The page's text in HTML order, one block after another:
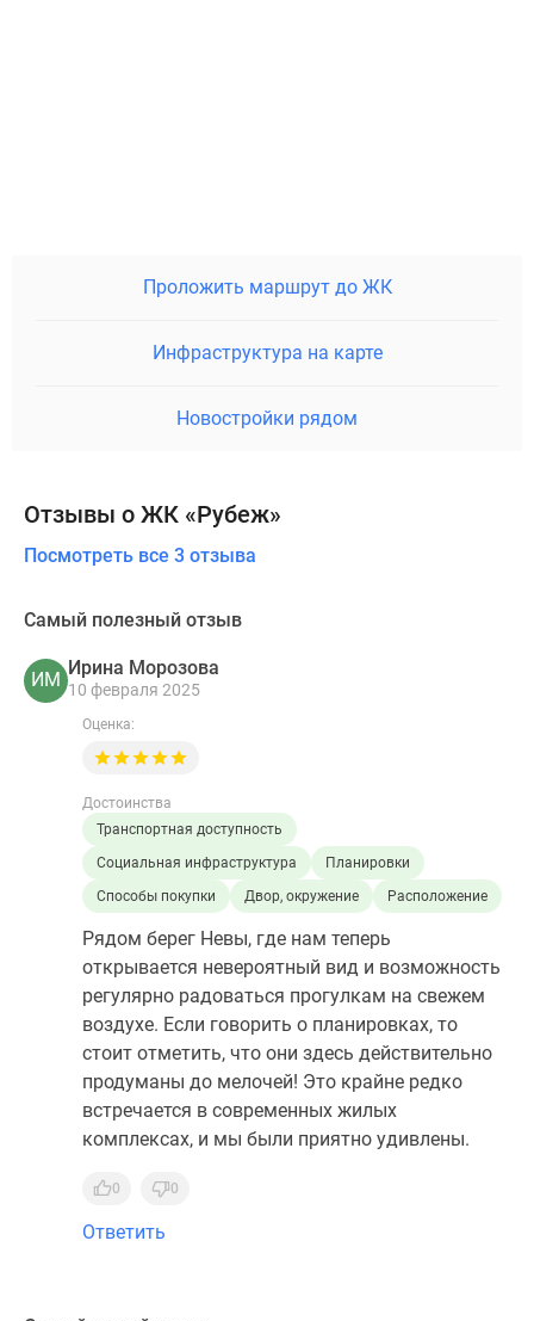
Проложить маршрут до ЖК
Инфраструктура на карте
Новостройки рядом
Отзывы о ЖК «Рубеж»
Посмотреть все 3 отзыва
Самый полезный отзыв
ИМ
Ирина Морозова
10 февраля 2025
Оценка:
Достоинства
Транспортная доступность
Социальная инфраструктура
Планировки
Способы покупки
Двор, окружение Расположение
Рядом берег Невы, где нам теперь
открывается невероятный вид и возможность
регулярно радоваться прогулкам на свежем
воздухе. Если говорить о планировках, то
стоит отметить, что они здесь действительно
продуманы до мелочей! Это крайне редко
встречается в современных жилых
комплексах, и мы были приятно удивлены.
0 0
Ответить